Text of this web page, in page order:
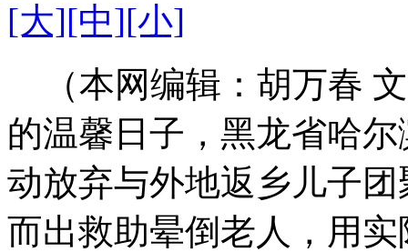
[大][中][小]
（本网编辑：胡万春
的温馨日子，黑龙省哈
动放弃与外地返乡儿子
而出救助晕倒老人，用